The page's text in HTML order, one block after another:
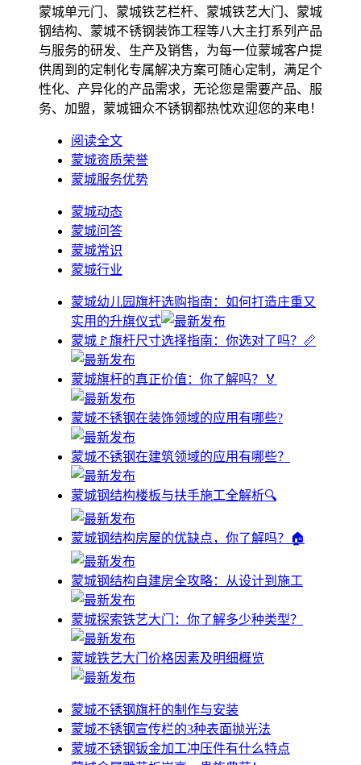
蒙城单元门、蒙城铁艺栏杆、蒙城铁艺大门、蒙城
钢结构、蒙城不锈钢装饰工程等八大主打系列产品
与服务的研发、生产及销售，为每一位蒙城客户提
供周到的定制化专属解决方案可随心定制，满足个
性化、产异化的产品需求，无论您是需要产品、服
务、加盟，蒙城钿众不锈钢都热忱欢迎您的来电！
阅读全文
蒙城资质荣誉
蒙城服务优势
蒙城动态
蒙城问答
蒙城常识
蒙城行业
蒙城幼儿园旗杆选购指南：如何打造庄重又
实用的升旗仪式
蒙城🚩旗杆尺寸选择指南：你选对了吗？📏
蒙城旗杆的真正价值：你了解吗？🏅
蒙城不锈钢在装饰领域的应用有哪些?
蒙城不锈钢在建筑领域的应用有哪些？
蒙城钢结构楼板与扶手施工全解析🔍
蒙城钢结构房屋的优缺点，你了解吗？🏠
蒙城钢结构自建房全攻略：从设计到施工
蒙城探索铁艺大门：你了解多少种类型？
蒙城铁艺大门价格因素及明细概览
蒙城不锈钢旗杆的制作与安装
蒙城不锈钢宣传栏的3种表面抛光法
蒙城不锈钢钣金加工冲压件有什么特点